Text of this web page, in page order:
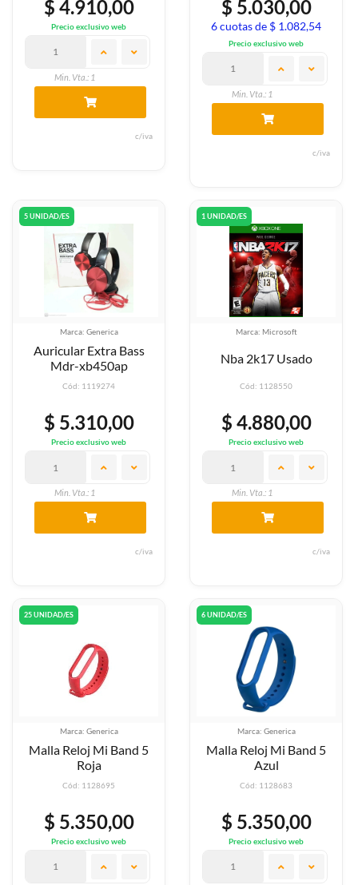
$ 4.910,00
Precio exclusivo web
Min. Vta.: 1
c/iva
$ 5.030,00
6 cuotas de $ 1.082,54
Precio exclusivo web
Min. Vta.: 1
c/iva
5 UNIDAD/ES
Marca: Generica
Auricular Extra Bass
Mdr-xb450ap
Cód: 1119274
$ 5.310,00
Precio exclusivo web
Min. Vta.: 1
c/iva
1 UNIDAD/ES
Marca: Microsoft
Nba 2k17 Usado
Cód: 1128550
$ 4.880,00
Precio exclusivo web
Min. Vta.: 1
c/iva
25 UNIDAD/ES
Marca: Generica
Malla Reloj Mi Band 5
Roja
Cód: 1128695
$ 5.350,00
Precio exclusivo web
6 UNIDAD/ES
Marca: Generica
Malla Reloj Mi Band 5
Azul
Cód: 1128683
$ 5.350,00
Precio exclusivo web